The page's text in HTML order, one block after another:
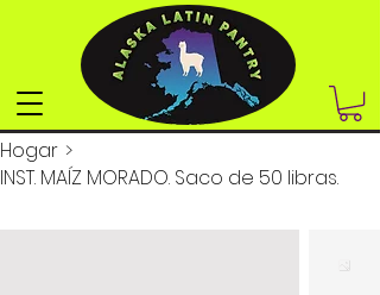
Hogar >
INST. MAÍZ MORADO. Saco de 50 libras.